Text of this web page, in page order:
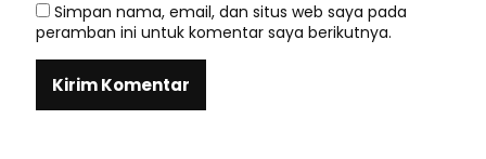
Simpan nama, email, dan situs web saya pada
peramban ini untuk komentar saya berikutnya.